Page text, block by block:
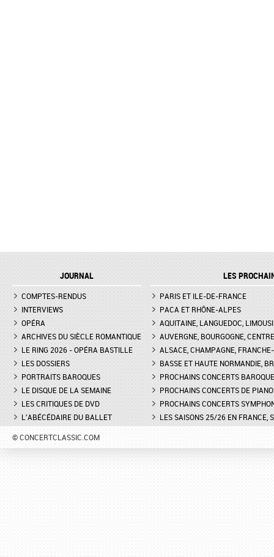
JOURNAL
COMPTES-RENDUS
INTERVIEWS
OPÉRA
ARCHIVES DU SIÈCLE ROMANTIQUE
LE RING 2026 - OPÉRA BASTILLE
LES DOSSIERS
PORTRAITS BAROQUES
LE DISQUE DE LA SEMAINE
LES CRITIQUES DE DVD
L'ABÉCÉDAIRE DU BALLET
LES
PARIS ET ILE-DE-FRANCE
PACA ET RHÔNE-ALPES
AQUITAINE, LANGUEDOC,
AUVERGNE, BOURGOGNE, CENTRE
ALSACE, CHAMPAGNE,
BASSE ET HAUTE NORMANDIE,
PROCHAINS CONCERTS
PROCHAINS CONCERTS DE PIANO
PROCHAINS CONCERTS
LES SAISONS 25/26 EN FRANCE,
© CONCERTCLASSIC.COM